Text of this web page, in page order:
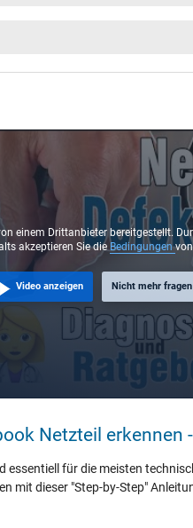
3.0
einem Drittanbieter bereitgestellt.
akzeptieren Sie dieBedingungen
Video anzeigen Nicht mehr fragen
Netzteil erkennen
essentiell für die meisten
mit dieser "Step-by-Step"